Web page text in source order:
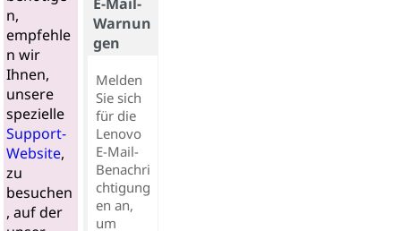
n,
empfehle
n wir
Ihnen,
unsere
spezielle
Support-
Website,
zu
besuchen
, auf der
Warnun
gen
Melden
Sie sich
für die
Lenovo
E-Mail-
Benachri
chtigung
en an,
um